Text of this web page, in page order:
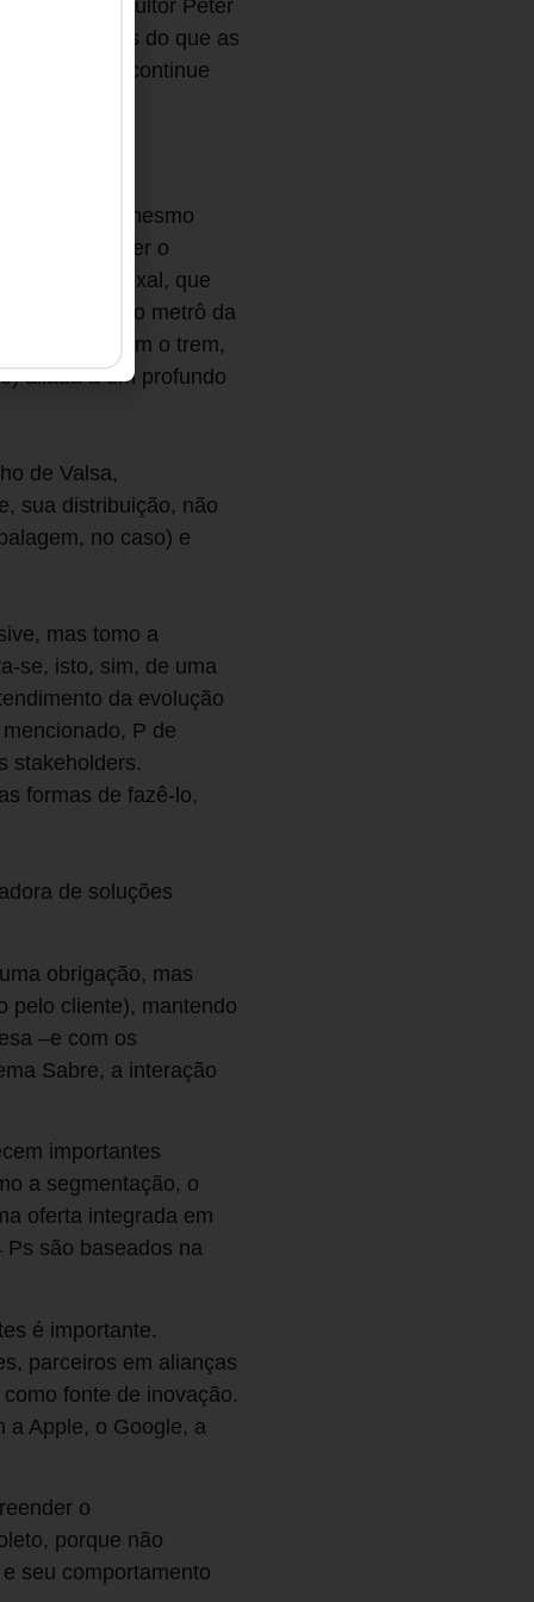
[do consultor Peter
rentáveis do que as
frequentes continue
e falar o mesmo
de entender o
tão paradoxal, que
loja virtual no metrô da
esperam o trem,
aliada a um profundo
de Valsa,
sua distribuição, não
no caso) e
mas tomo a
se, isto, sim, de uma
da evolução
P de
stakeholders.
formas de fazê-lo,
de soluções
obrigação, mas
pelo cliente), mantendo
–e com os
Sabre, a interação
importantes
a segmentação, o
oferta integrada em
são baseados na
é importante.
parceiros em alianças
fonte de inovação.
a Apple, o Google, a
o
porque não
seu comportamento